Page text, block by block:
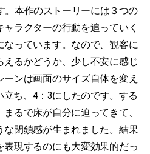
。本作のストーリーには３つの
ラクターの行動を追っていく
なっています。なので、観客に
るかどうか、少し不安に感じ
ンは画面のサイズ自体を変え
ち、4：3にしたのです。する
るで床が自分に迫ってきて、
な閉鎖感が生まれました。結果
表現するのにも大変効果的だっ